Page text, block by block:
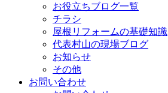
お役立ちブログ一覧
チラシ
屋根リフォームの基礎知識
代表村山の現場ブログ
お知らせ
その他
お問い合わせ